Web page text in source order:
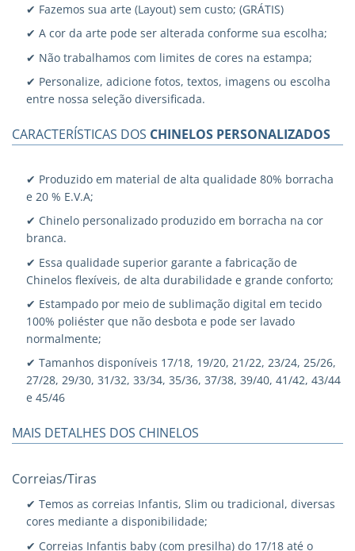
✔ Fazemos sua arte (Layout) sem custo; (GRÁTIS)
✔ A cor da arte pode ser alterada conforme sua escolha;
✔ Não trabalhamos com limites de cores na estampa;
✔ Personalize, adicione fotos, textos, imagens ou escolha
entre nossa seleção diversificada.
CARACTERÍSTICAS DOS CHINELOS PERSONALIZADOS
✔ Produzido em material de alta qualidade 80% borracha
e 20 % E.V.A;
✔ Chinelo personalizado produzido em borracha na cor
branca.
✔ Essa qualidade superior garante a fabricação de
Chinelos flexíveis, de alta durabilidade e grande conforto;
✔ Estampado por meio de sublimação digital em tecido
100% poliéster que não desbota e pode ser lavado
normalmente;
✔ Tamanhos disponíveis 17/18, 19/20, 21/22, 23/24, 25/26,
27/28, 29/30, 31/32, 33/34, 35/36, 37/38, 39/40, 41/42, 43/44
e 45/46
MAIS DETALHES DOS CHINELOS
Correias/Tiras
✔ Temos as correias Infantis, Slim ou tradicional, diversas
cores mediante a disponibilidade;
✔ Correias Infantis baby (com presilha) do 17/18 até o